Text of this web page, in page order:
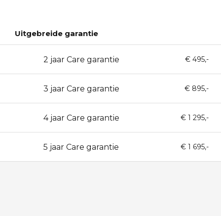
Uitgebreide garantie
2 jaar Care garantie € 495,-
3 jaar Care garantie € 895,-
4 jaar Care garantie € 1 295,-
5 jaar Care garantie € 1 695,-